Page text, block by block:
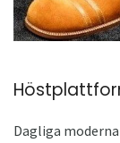
Dagliga